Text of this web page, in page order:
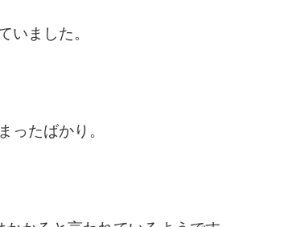
いました。
ったばかり。